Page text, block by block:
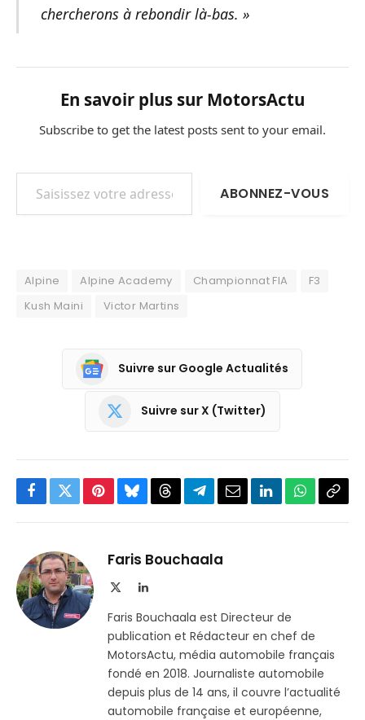
chercherons à rebondir là-bas. »
En savoir plus sur MotorsActu
Subscribe to get the latest posts sent to your email.
Saisissez votre adresse e-mail…
ABONNEZ-VOUS
Alpine Alpine Academy Championnat FIA
F3
Kush Maini
Victor Martins
Suivre sur Google Actualités
Suivre sur X (Twitter)
Facebook
TwitterPinterestBlueskyThreadsPartager
Telegram
EmailLinkedInWhatsApp
Faris Bouchaala
LinkedIn
Faris Bouchaala est Directeur de
publication et Rédacteur en chef de
MotorsActu, média automobile français
fondé en 2018. Journaliste automobile
depuis plus de 14 ans, il couvre l’actualité
automobile française et européenne,